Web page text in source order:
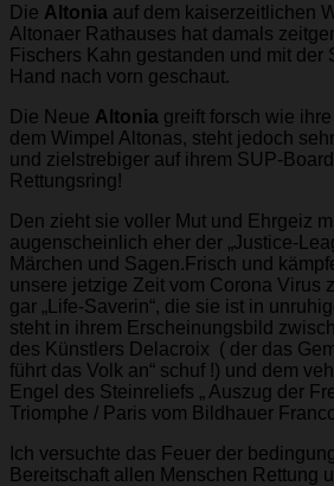
Die Altonia auf dem kaiserzeitlichen
Altonaer Rathauses hat damals
Fischers Kahn gestanden und mit der
Hand nach vorn geschaut.
Die Neue Altonia greift forsch wie
dem Wimpel Altonas, steht jedoch
und zielstrebiger auf ihrem SUP-
Rettungsring!
Den zieht sie voller Mut und Ehrgeiz
augenscheinlich eher der „Justice-
Märchen und Sagen.Frisch und
unsere jetzige Zeit vom Corona Virus
gar „Life-Saverin“, die sie ist in
steht in ihrem Erscheinungsbild
des Künstlers Delacroix ( der das
führt das Volk an“ schuf !) und dem
Engel des Steinreliefs „ Auszug der
Triomphe / Paris vom Bildhauer
Ich versuchte das Feuer der
Bereitschaft allen Menschen Rettung